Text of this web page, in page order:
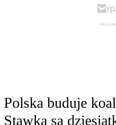
Polska buduje
Stawką są